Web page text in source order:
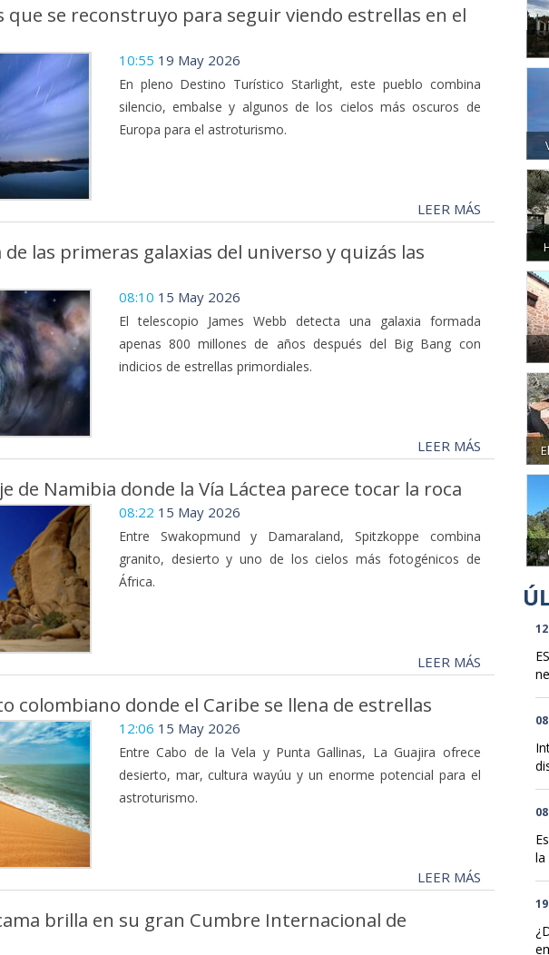
se reconstruyo para seguir viendo estrellas en el
10:55 19 May 2026
En pleno Destino Turístico Starlight, este pueblo combina
silencio, embalse y algunos de los cielos más oscuros de
Europa para el astroturismo.
LEER MÁS
las primeras galaxias del universo y quizás las
08:10 15 May 2026
El telescopio James Webb detecta una galaxia formada
apenas 800 millones de años después del Big Bang con
indicios de estrellas primordiales.
LEER MÁS
de Namibia donde la Vía Láctea parece tocar la roca
08:22 15 May 2026
Entre Swakopmund y Damaraland, Spitzkoppe combina
granito, desierto y uno de los cielos más fotogénicos de
África.
LEER MÁS
colombiano donde el Caribe se llena de estrellas
12:06 15 May 2026
Entre Cabo de la Vela y Punta Gallinas, La Guajira ofrece
desierto, mar, cultura wayúu y un enorme potencial para el
astroturismo.
LEER MÁS
brilla en su gran Cumbre Internacional de
la